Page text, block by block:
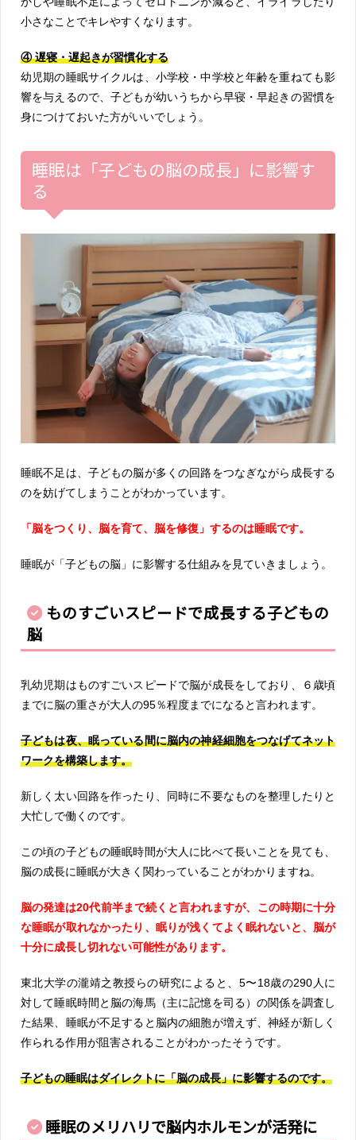
小さなことでキレやすくなります。
④ 遅寝・遅起きが習慣化する
幼児期の睡眠サイクルは、小学校・中学校と年齢を重ねても影
響を与えるので、子どもが幼いうちから早寝・早起きの習慣を
身につけておいた方がいいでしょう。
睡眠は「子どもの脳の成長」に影響す
る
睡眠不足は、子どもの脳が多くの回路をつなぎながら成長する
のを妨げてしまうことがわかっています。
「脳をつくり、脳を育て、脳を修復」するのは睡眠です。
睡眠が「子どもの脳」に影響する仕組みを見ていきましょう。
ものすごいスピードで成長する子どもの
脳
乳幼児期はものすごいスピードで脳が成長をしており、６歳頃
までに脳の重さが大人の95％程度までになると言われます。
子どもは夜、眠っている間に脳内の神経細胞をつなげてネット
ワークを構築します。
新しく太い回路を作ったり、同時に不要なものを整理したりと
大忙しで働くのです。
この頃の子どもの睡眠時間が大人に比べて長いことを見ても、
脳の成長に睡眠が大きく関わっていることがわかりますね。
脳の発達は20代前半まで続くと言われますが、この時期に十分
な睡眠が取れなかったり、眠りが浅くてよく眠れないと、脳が
十分に成長し切れない可能性があります。
東北大学の瀧靖之教授らの研究によると、5〜18歳の290人に
対して睡眠時間と脳の海馬（主に記憶を司る）の関係を調査し
た結果、睡眠が不足すると脳内の細胞が増えず、神経が新しく
作られる作用が阻害されることがわかったそうです。
子どもの睡眠はダイレクトに「脳の成長」に影響するのです。
睡眠のメリハリで脳内ホルモンが活発に